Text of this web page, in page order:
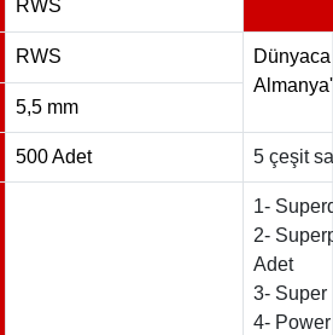
RWS
RWS
5,5 mm
500 Adet 5 çeşit
1-
2-
Adet
3- Super
4-